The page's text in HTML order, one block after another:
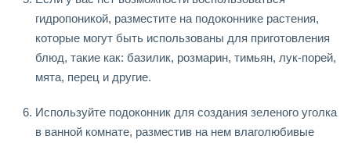
гидропоникой, разместите на подоконнике растения,
которые могут быть использованы для приготовления
блюд, такие как: базилик, розмарин, тимьян, лук-порей,
мята, перец и другие.
Используйте подоконник для создания зеленого уголка
в ванной комнате, разместив на нем влаголюбивые